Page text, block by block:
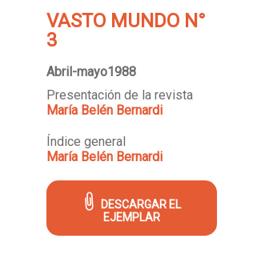
VASTO MUNDO N°
3
Abril-mayo1988
Presentación de la revista
María Belén Bernardi
Índice general
María Belén Bernardi
DESCARGAR EL
EJEMPLAR